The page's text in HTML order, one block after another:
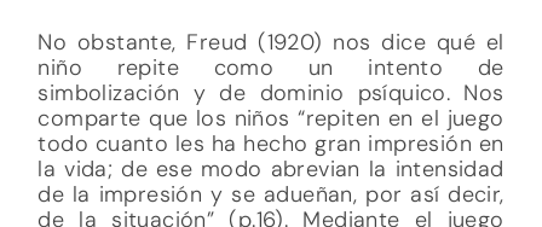
No obstante, Freud (1920) nos dice qué el
niño repite como un intento de
simbolización y de dominio psíquico. Nos
comparte que los niños “repiten en el juego
todo cuanto les ha hecho gran impresión en
la vida; de ese modo abrevian la intensidad
de la impresión y se adueñan, por así decir,
de la situación” (p.16). Mediante el juego